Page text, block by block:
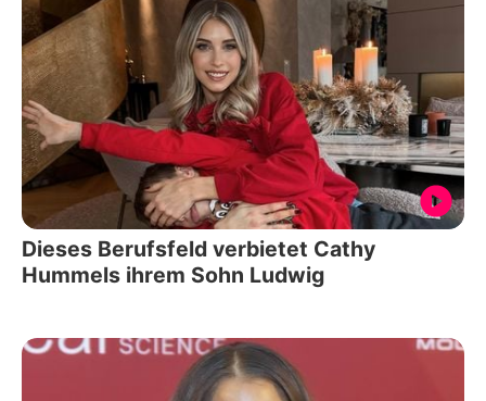
Dieses Berufsfeld verbietet Cathy
Hummels ihrem Sohn Ludwig